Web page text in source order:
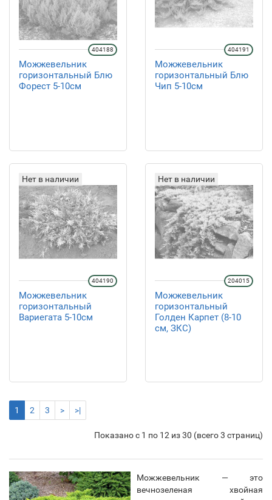
Можжевельник
горизонтальный Блю
Форест 5-10см
404188
Можжевельник
горизонтальный Блю
Чип 5-10см
404191
Нет в наличии
Можжевельник
горизонтальный
Вариегата 5-10см
404190
Нет в наличии
Можжевельник
горизонтальный
Голден Карпет (8-10
см, ЗКС)
204015
1 2 3 > >|
Показано с 1 по 12 из 30 (всего 3 страниц)
Можжевельник — это
вечнозеленая хвойная